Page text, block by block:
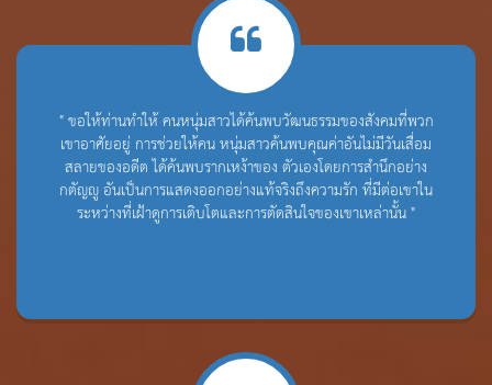
" ขอให้ท่านทำให้ คนหนุ่มสาวได้ค้นพบวัฒนธรรมของสังคมที่พวก
เขาอาศัยอยู่ การช่วยให้คน หนุ่มสาวค้นพบคุณค่าอันไม่มีวันเสื่อม
สลายของอดีต ได้ค้นพบรากเหง้าของ ตัวเองโดยการสำนึกอย่าง
กตัญญู อันเป็นการแสดงออกอย่างแท้จริงถึงความรัก ที่มีต่อเขาใน
ระหว่างที่เฝ้าดูการเติบโตและการตัดสินใจของเขาเหล่านั้น "